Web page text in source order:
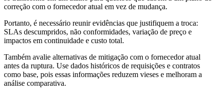
correção com o fornecedor atual em vez de mudança.
Portanto, é necessário reunir evidências que justifiquem a troca:
SLAs descumpridos, não conformidades, variação de preço e
impactos em continuidade e custo total.
Também avalie alternativas de mitigação com o fornecedor atual
antes da ruptura. Use dados históricos de requisições e contratos
como base, pois essas informações reduzem vieses e melhoram a
análise comparativa.